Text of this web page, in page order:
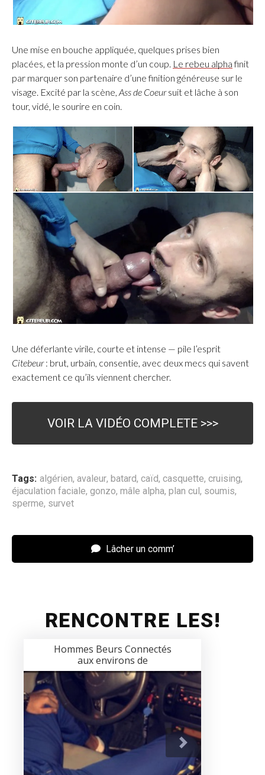
Une mise en bouche appliquée, quelques prises bien
placées, et la pression monte d’un coup. Le rebeu alphafinit
par marquer son partenaire d’une finition généreuse sur le
visage. Excité par la scène, Ass de Coeursuit et lâche à son
tour, vidé, le sourire en coin.
Une déferlante virile, courte et intense — pile l’esprit
Citebeur: brut, urbain, consentie, avec deux mecs qui savent
exactement ce qu’ils viennent chercher.
VOIR LA VIDÉO COMPLETE >>>
Tags: algérien, avaleur, batard, caïd, casquette, cruising,
éjaculation faciale, gonzo, mâle alpha, plan cul, soumis,
sperme, survet
Lâcher un comm’
RENCONTRE LES!